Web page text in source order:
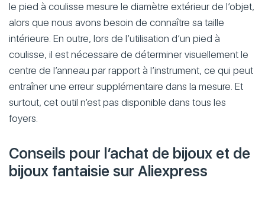
le pied à coulisse mesure le diamètre extérieur de l’objet,
alors que nous avons besoin de connaître sa taille
intérieure. En outre, lors de l’utilisation d’un pied à
coulisse, il est nécessaire de déterminer visuellement le
centre de l’anneau par rapport à l’instrument, ce qui peut
entraîner une erreur supplémentaire dans la mesure. Et
surtout, cet outil n’est pas disponible dans tous les
foyers.
Conseils pour l’achat de bijoux et de
bijoux fantaisie sur Aliexpress